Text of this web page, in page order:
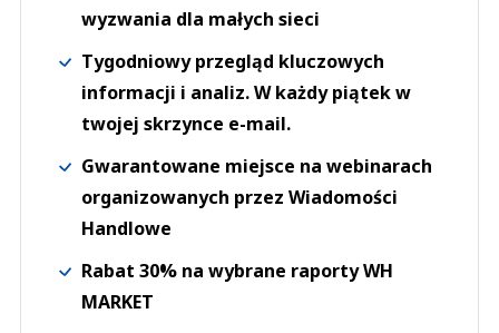
wyzwania dla małych sieci
Tygodniowy przegląd kluczowych
informacji i analiz. W każdy piątek w
twojej skrzynce e-mail.
Gwarantowane miejsce na webinarach
organizowanych przez Wiadomości
Handlowe
Rabat 30% na wybrane raporty WH
MARKET